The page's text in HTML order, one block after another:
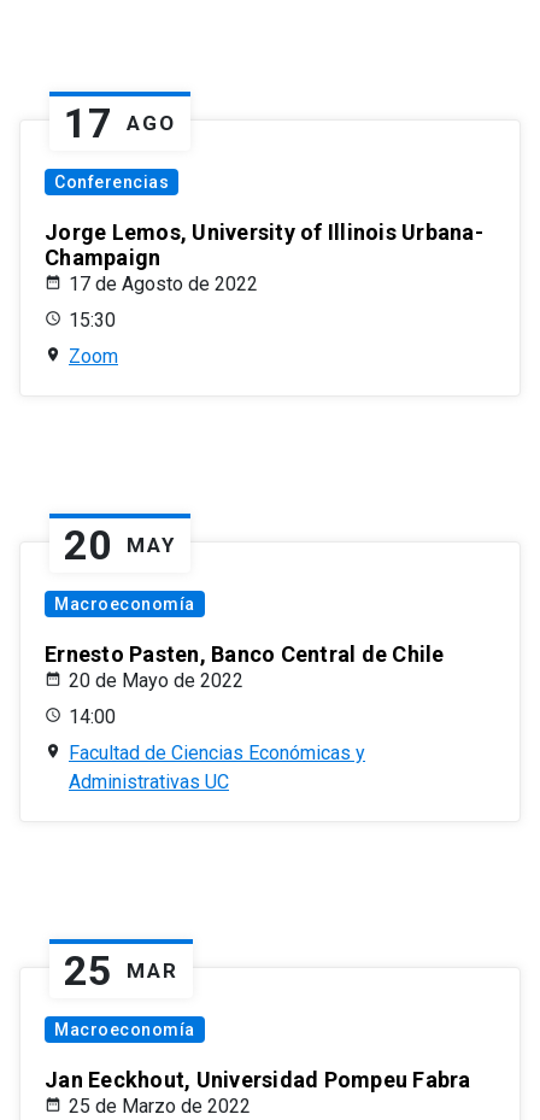
17 AGO
Conferencias
Jorge Lemos, University of Illinois Urbana-
Champaign
17 de Agosto de 2022
15:30
Zoom
20 MAY
Macroeconomía
Ernesto Pasten, Banco Central de Chile
20 de Mayo de 2022
14:00
Facultad de Ciencias Económicas y
Administrativas UC
25 MAR
Macroeconomía
Jan Eeckhout, Universidad Pompeu Fabra
25 de Marzo de 2022